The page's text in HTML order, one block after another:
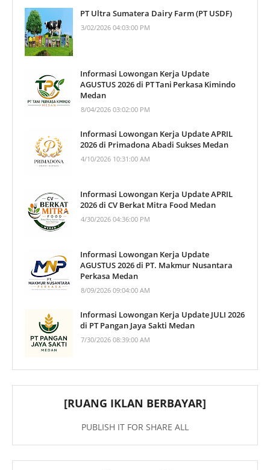
PT Ultra Sumatera Dairy Farm (PT USDF)
3/02/2026 04:03:00 PM
Informasi Lowongan Kerja Update
AGUSTUS 2026 di PT Tani Perkasa Kimindo
Medan
8/04/2026 03:02:00 PM
Informasi Lowongan Kerja Update APRIL
2026 di Primadona Abadi Sukses Medan
4/10/2026 10:31:00 AM
Informasi Lowongan Kerja Update APRIL
2026 di CV Berkat Mitra Food Medan
4/30/2026 04:36:00 PM
Informasi Lowongan Kerja Update
AGUSTUS 2026 di PT. Makmur Nusantara
Perkasa Medan
8/09/2026 09:04:00 AM
Informasi Lowongan Kerja Update JULI 2026
di PT Pangan Jaya Sakti Medan
7/30/2026 08:39:00 AM
[RUANG IKLAN BERBAYAR]
PUBLISH IT FOR SHARE ALL